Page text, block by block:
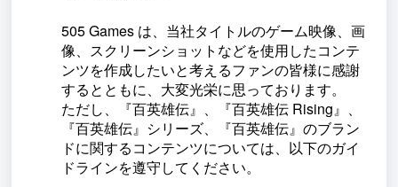
505 Games は、当社タイトルのゲーム映像、画
像、スクリーンショットなどを使用したコンテ
ンツを作成したいと考えるファンの皆様に感謝
するとともに、大変光栄に思っております。
ただし、『百英雄伝』、『百英雄伝 Rising』、
『百英雄伝』シリーズ、『百英雄伝』のブラン
ドに関するコンテンツについては、以下のガイ
ドラインを遵守してください。